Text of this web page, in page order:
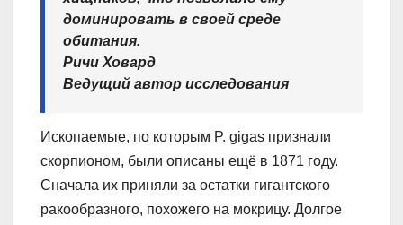
доминировать в своей среде
обитания.
Ричи Ховард
Ведущий автор исследования
Ископаемые, по которым P. gigas признали
скорпионом, были описаны ещё в 1871 году.
Сначала их приняли за остатки гигантского
ракообразного, похожего на мокрицу. Долгое